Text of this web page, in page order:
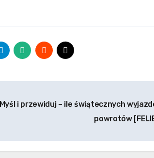
Myśl i przewiduj – ile świątecznych
powrotów